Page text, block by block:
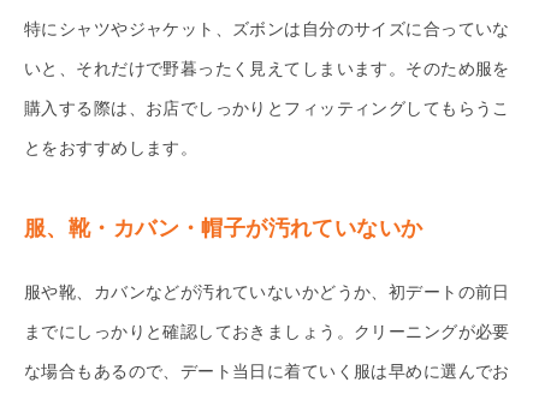
特にシャツやジャケット、ズボンは自分のサイズに合っていな
いと、それだけで野暮ったく見えてしまいます。そのため服を
購入する際は、お店でしっかりとフィッティングしてもらうこ
とをおすすめします。
服、靴・カバン・帽子が汚れていないか
服や靴、カバンなどが汚れていないかどうか、初デートの前日
までにしっかりと確認しておきましょう。クリーニングが必要
な場合もあるので、デート当日に着ていく服は早めに選んでお